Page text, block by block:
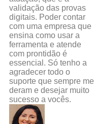
validação das provas
digitais. Poder contar
com uma empresa que
ensina como usar a
ferramenta e atende
com prontidão é
essencial. Só tenho a
agradecer todo o
suporte que sempre me
deram e desejar muito
sucesso a vocês.